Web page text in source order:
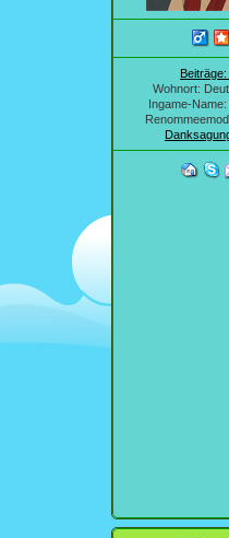
Wohnort:
Ingame-